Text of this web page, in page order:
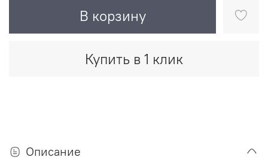
В корзину
Купить в 1 клик
Описание